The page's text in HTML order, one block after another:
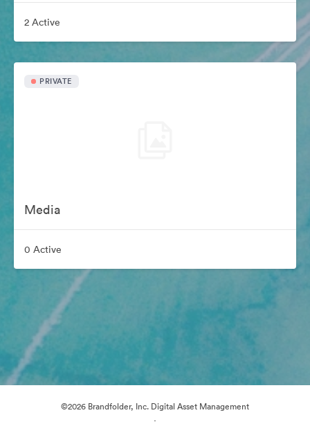
2 Active
PRIVATE
Media
0 Active
©2026 Brandfolder, Inc. Digital Asset Management
·